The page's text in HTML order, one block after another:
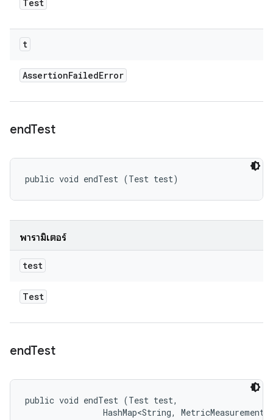
Test
t
AssertionFailedError
endTest
public void endTest (Test test)
พารามิเตอร์
test
Test
endTest
public void endTest (Test test,
HashMap<String,